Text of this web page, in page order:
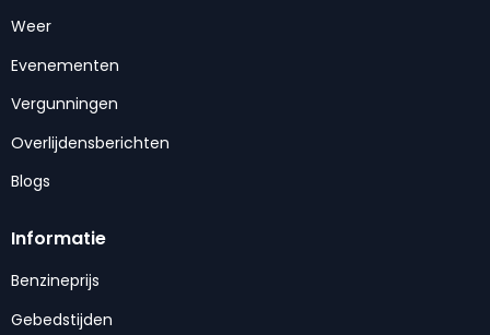
Weer
Evenementen
Vergunningen
Overlijdensberichten
Blogs
Informatie
Benzineprijs
Gebedstijden